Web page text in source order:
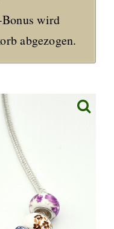
wird
abgezogen.